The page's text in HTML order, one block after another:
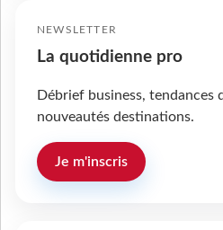
NEWSLETTER
La quotidienne pro
Débrief business,
nouveautés destinations.
Je m'inscris